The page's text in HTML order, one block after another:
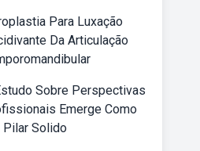
Para Luxação
Da Articulação
Sobre Perspectivas
Emerge Como
Pilar Solido